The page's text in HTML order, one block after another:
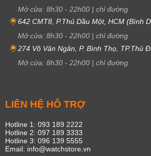
Mở cửa: 8h30 - 22h00 | chỉ đường
642 CMT8, P.Thủ Dầu Một, HCM (Bình
Mở cửa: 8h30 - 22h00 | chỉ đường
274 Võ Văn Ngân, P. Bình Thọ, TP.Thủ
Mở cửa: 8h30 - 22h00 | chỉ đường
LIÊN HỆ HỖ TRỢ
Hotline 1: 093 189 2222
Hotline 2: 097 189 3333
Hotline 3: 096 139 5555
Email: info@watchstore.vn